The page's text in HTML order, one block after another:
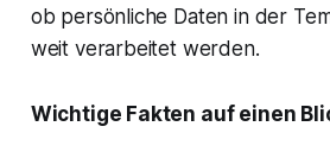
ob persönliche Daten in der
weit verarbeitet werden.
Wichtige Fakten auf einen